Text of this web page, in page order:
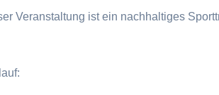
Veranstaltung ist ein nachhaltiges